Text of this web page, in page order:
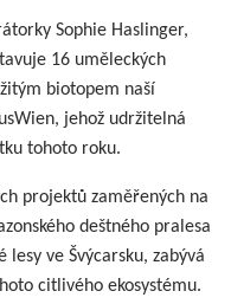
Sophie Haslinger,
16 uměleckých
biotopem naší
jehož udržitelná
tohoto roku.
projektů zaměřených na
deštného pralesa
ve Švýcarsku, zabývá
citlivého ekosystému.